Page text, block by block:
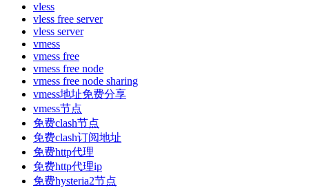
vless
vless free server
vless server
vmess
vmess free
vmess free node
vmess free node sharing
vmess地址免费分享
vmess节点
免费clash节点
免费clash订阅地址
免费http代理
免费http代理ip
免费hysteria2节点